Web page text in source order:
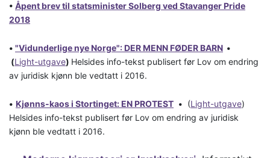
• Åpent brev til statsminister Solberg ved Stavanger Pride
2018
• "Vidunderlige nye Norge": DER MENN FØDER BARN •
(Light-utgave) Helsides info-tekst publisert før Lov om endring
av juridisk kjønn ble vedtatt i 2016.
• Kjønns-kaos i Stortinget: EN PROTEST • (Light-utgave)
Helsides info-tekst publisert før Lov om endring av juridisk
kjønn ble vedtatt i 2016.